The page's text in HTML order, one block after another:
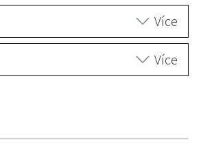
Více
Více